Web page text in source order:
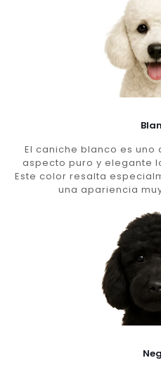
El caniche blanco es uno
aspecto puro y elegante
Este color resalta
una apariencia